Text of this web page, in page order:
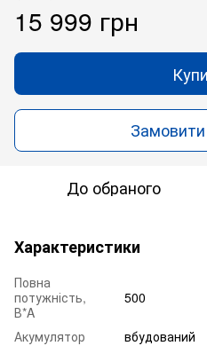
15 999 грн
До обраного
Характеристики
Повна
потужність,
В*A
500
Акумулятор
вбудований